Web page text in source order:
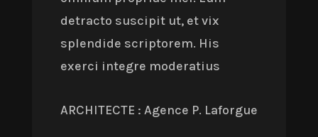
detracto suscipit ut, et vix
splendide scriptorem. His
exerci integre moderatius
ARCHITECTE : Agence P. Laforgue